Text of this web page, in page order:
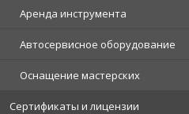
Аренда инструмента
Автосервисное оборудование
Оснащение мастерских
Сертификаты и лицензии